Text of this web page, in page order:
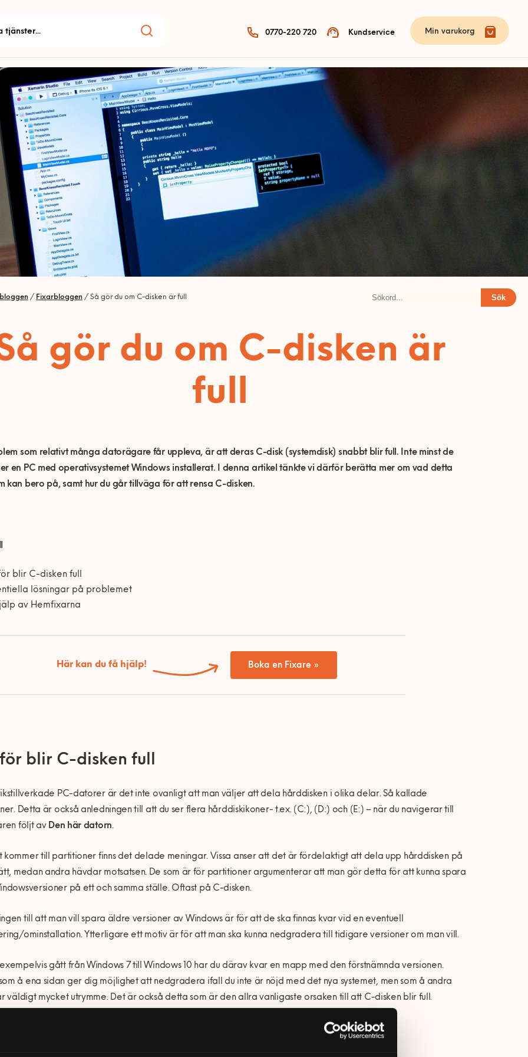
0770-220 720 Kundservice Min varukorg
/ Fixarbloggen / Så gör du om C-disken är full Sök
gör du om C-disken är
full
som relativt många datorägare får uppleva, är att deras C-disk (systemdisk) snabbt blir full. Inte minst de
en PC med operativsystemet Windows installerat. I denna artikel tänkte vi därför berätta mer om vad detta
kan bero på, samt hur du går tillväga för att rensa C-disken.
blir C-disken full
lösningar på problemet
av Hemfixarna
Här kan du få hjälp! Boka en Fixare »
blir C-disken full
PC-datorer är det inte ovanligt att man väljer att dela hårddisken i olika delar. Så kallade
Detta är också anledningen till att du ser flera hårddiskikoner- t.ex. (C:), (D:) och (E:) – när du navigerar till
följt av Den här datorn.
kommer till partitioner finns det delade meningar. Vissa anser att det är fördelaktigt att dela upp hårddisken på
medan andra hävdar motsatsen. De som är för partitioner argumenterar att man gör detta för att kunna spara
på ett och samma ställe. Oftast på C-disken.
till att man vill spara äldre versioner av Windows är för att de ska finnas kvar vid en eventuell
ominstallation. Ytterligare ett motiv är för att man ska kunna nedgradera till tidigare versioner om man vill.
gått från Windows 7 till Windows 10 har du därav kvar en mapp med den förstnämnda versionen.
å ena sidan ger dig möjlighet att nedgradera ifall du inte är nöjd med det nya systemet, men som å andra
väldigt mycket utrymme. Det är också detta som är den allra vanligaste orsaken till att C-disken blir full.